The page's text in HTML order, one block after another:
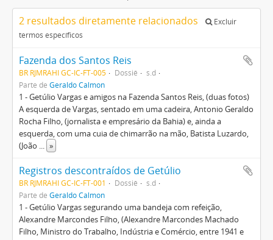
2 resultados diretamente relacionados
Excluir
termos específicos
Fazenda dos Santos Reis
BR RJMRAHI GC-IC-FT-005 Dossiê
s.d
Parte de Geraldo Calmon
1 - Getúlio Vargas e amigos na Fazenda Santos Reis, (duas fotos)
A esquerda de Vargas, sentado em uma cadeira, Antonio Geraldo
Rocha Filho, (jornalista e empresário da Bahia) e, ainda a
esquerda, com uma cuia de chimarrão na mão, Batista Luzardo,
(João ... »
Registros descontraídos de Getúlio
BR RJMRAHI GC-IC-FT-001 Dossiê
s.d
Parte de Geraldo Calmon
1 - Getúlio Vargas segurando uma bandeja com refeição,
Alexandre Marcondes Filho, (Alexandre Marcondes Machado
Filho, Ministro do Trabalho, Indústria e Comércio, entre 1941 e